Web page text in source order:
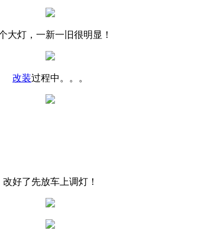
大灯，一新一旧很明显！
改装过程中。。。
改好了先放车上调灯！